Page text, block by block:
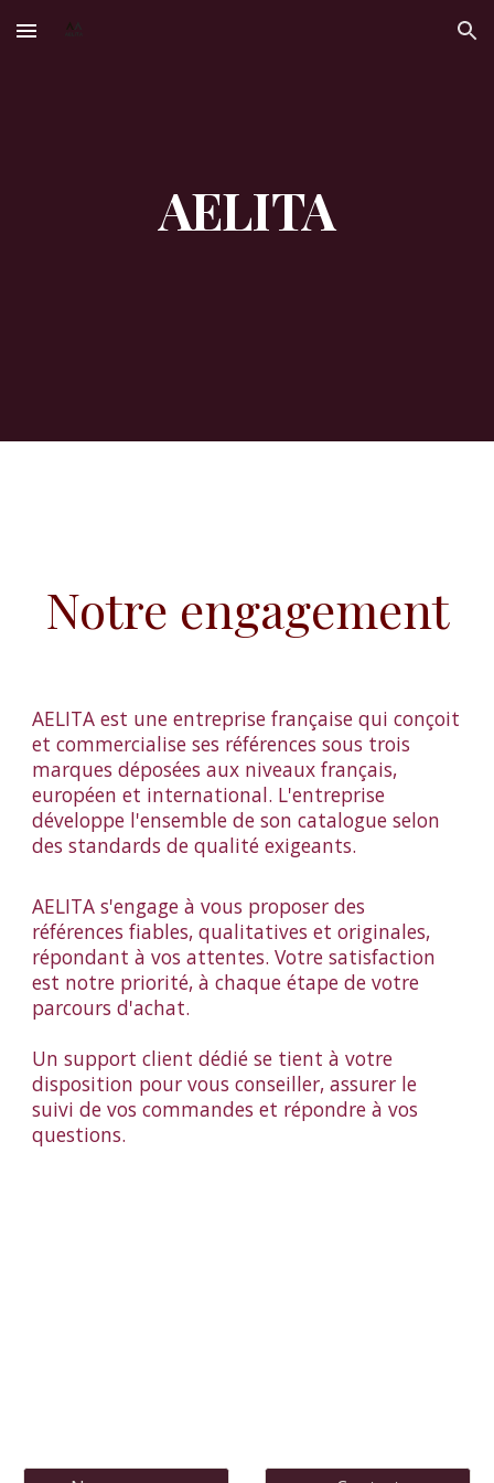
Skip to main content Skip to navigation
AELITA
Notre engagement
AELITA est une entreprise française qui conçoit
et commercialise ses références sous trois
marques déposées aux niveaux français,
européen et international. L'entreprise
développe l'ensemble de son catalogue selon
des standards de qualité exigeants.
AELITA s'engage à vous proposer des
références fiables, qualitatives et originales,
répondant à vos attentes. Votre satisfaction
est notre priorité, à chaque étape de votre
parcours d'achat.
Un support client dédié se tient à votre
disposition pour vous conseiller, assurer le
suivi de vos commandes et répondre à vos
questions.